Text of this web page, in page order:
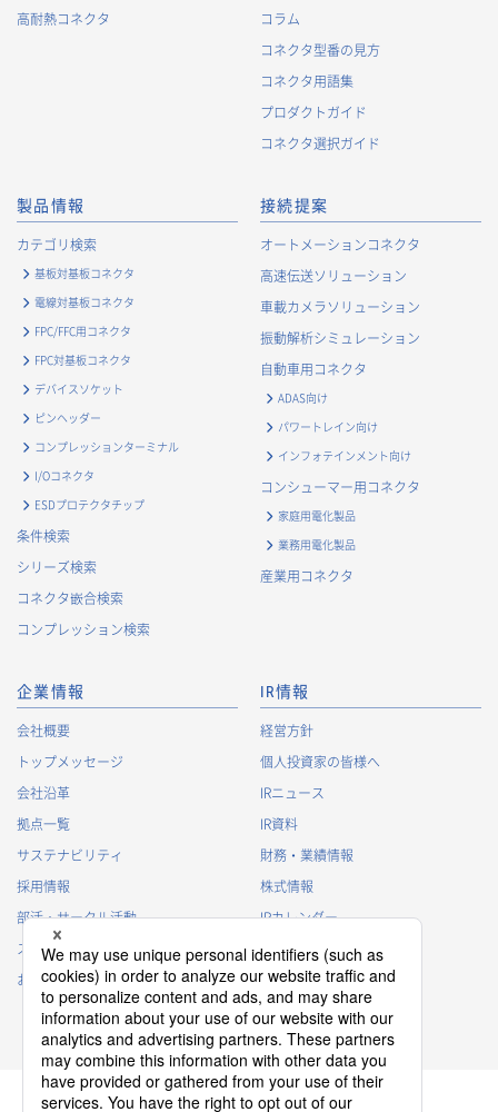
高耐熱コネクタ
コラム
コネクタ型番の見方
コネクタ用語集
プロダクトガイド
コネクタ選択ガイド
製品情報
カテゴリ検索
基板対基板コネクタ
電線対基板コネクタ
FPC/FFC用コネクタ
FPC対基板コネクタ
デバイスソケット
ピンヘッダー
コンプレッションターミナル
I/Oコネクタ
ESDプロテクタチップ
条件検索
シリーズ検索
コネクタ嵌合検索
コンプレッション検索
接続提案
オートメーションコネクタ
高速伝送ソリューション
車載カメラソリューション
振動解析シミュレーション
自動車用コネクタ
ADAS向け
パワートレイン向け
インフォテインメント向け
コンシューマー用コネクタ
家庭用電化製品
業務用電化製品
産業用コネクタ
企業情報
会社概要
トップメッセージ
会社沿革
拠点一覧
サステナビリティ
採用情報
部活・サークル活動
スポンサー活動
お問い合わせ
IR情報
経営方針
個人投資家の皆様へ
IRニュース
IR資料
財務・業績情報
株式情報
IRカレンダー
IRに関するよくあるご質問
IRポリシー
免責事項